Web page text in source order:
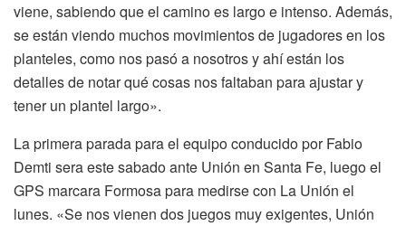
viene, sabiendo que el camino es largo e intenso. Además,
se están viendo muchos movimientos de jugadores en los
planteles, como nos pasó a nosotros y ahí están los
detalles de notar qué cosas nos faltaban para ajustar y
tener un plantel largo».
La primera parada para el equipo conducido por Fabio
Demti sera este sabado ante Unión en Santa Fe, luego el
GPS marcara Formosa para medirse con La Unión el
lunes. «Se nos vienen dos juegos muy exigentes, Unión